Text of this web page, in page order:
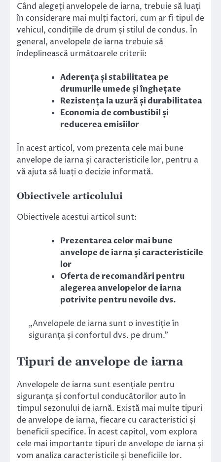
Când alegeți anvelopele de iarna, trebuie să luați
în considerare mai mulți factori, cum ar fi tipul de
vehicul, condițiile de drum și stilul de condus. În
general, anvelopele de iarna trebuie să
îndeplinească următoarele criterii:
Aderența și stabilitatea pe
drumurile umede și înghețate
Rezistența la uzură și durabilitatea
Economia de combustibil și
reducerea emisiilor
În acest articol, vom prezenta cele mai bune
anvelope de iarna și caracteristicile lor, pentru a
vă ajuta să luați o decizie informată.
Obiectivele articolului
Obiectivele acestui articol sunt:
Prezentarea celor mai bune
anvelope de iarna și caracteristicile
lor
Oferta de recomandări pentru
alegerea anvelopelor de iarna
potrivite pentru nevoile dvs.
„Anvelopele de iarna sunt o investiție în
siguranța și confortul dvs. pe drum.”
Tipuri de anvelope de iarna
Anvelopele de iarna sunt esențiale pentru
siguranța și confortul conducătorilor auto în
timpul sezonului de iarnă. Există mai multe tipuri
de anvelope de iarna, fiecare cu caracteristici și
beneficii specifice. În acest capitol, vom explora
cele mai importante tipuri de anvelope de iarna și
vom analiza caracteristicile și beneficiile lor.